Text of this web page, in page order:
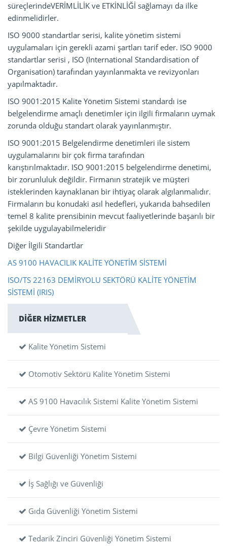
süreçlerindeVERİMLİLİK ve ETKİNLİĞİ sağlamayı da ilke
edinmelidirler.
ISO 9000 standartlar serisi, kalite yönetim sistemi
uygulamaları için gerekli azami şartları tarif eder. ISO 9000
standartlar serisi , ISO (International Standardisation of
Organisation) tarafından yayınlanmakta ve revizyonları
yapılmaktadır.
ISO 9001:2015 Kalite Yönetim Sistemi standardı ise
belgelendirme amaçlı denetimler için ilgili firmaların uymak
zorunda olduğu standart olarak yayınlanmıştır.
ISO 9001:2015 Belgelendirme denetimleri ile sistem
uygulamalarını bir çok firma tarafından
karıştırılmaktadır. ISO 9001:2015 belgelendirme denetimi,
bir zorunluluk değildir. Firmanın stratejik ve müşteri
isteklerinden kaynaklanan bir ihtiyaç olarak algılanmalıdır.
Firmaların bu konudaki asıl hedefleri, yukarıda bahsedilen
temel 8 kalite prensibinin mevcut faaliyetlerinde başarılı bir
şekilde uygulayabilmeleridir
Diğer İlgili Standartlar
AS 9100 HAVACILIK KALİTE YÖNETİM SİSTEMİ
ISO/TS 22163 DEMİRYOLU SEKTÖRÜ KALİTE YÖNETİM
SİSTEMİ (IRIS)
DİĞER HİZMETLER
Kalite Yönetim Sistemi
Otomotiv Sektörü Kalite Yönetim Sistemi
AS 9100 Havacılık Sistemi Kalite Yönetim Sistemi
Çevre Yönetim Sistemi
Bilgi Güvenliği Yönetim Sistemi
İş Sağlığı ve Güvenliği
Gıda Güvenliği Yönetim Sistemi
Tedarik Zinciri Güvenliği Yönetim Sistemi